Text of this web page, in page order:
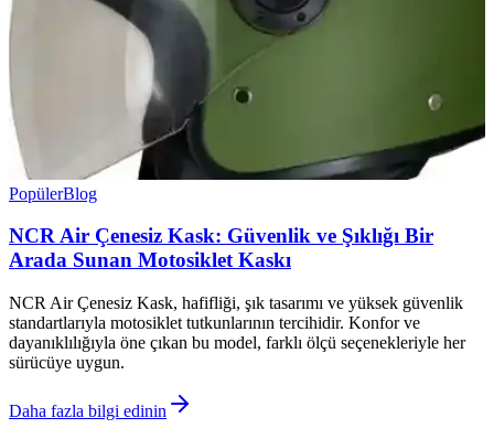
PopülerBlog
NCR Air Çenesiz Kask: Güvenlik ve Şıklığı Bir
Arada Sunan Motosiklet Kaskı
NCR Air Çenesiz Kask, hafifliği, şık tasarımı ve yüksek güvenlik
standartlarıyla motosiklet tutkunlarının tercihidir. Konfor ve
dayanıklılığıyla öne çıkan bu model, farklı ölçü seçenekleriyle her
sürücüye uygun.
Daha fazla bilgi edinin